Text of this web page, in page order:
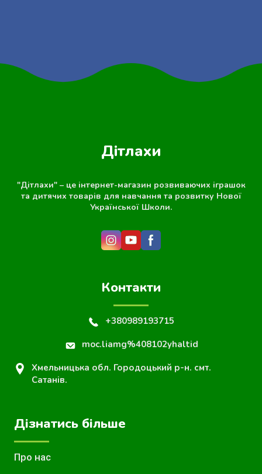
Дітлахи
"Дітлахи" – це інтернет-магазин розвиваючих іграшок
та дитячих товарів для навчання та розвитку Нової
Української Школи.
Контакти
+380989193715
moc.liamg%408102yhaltid
Хмельницька обл. Городоцький р-н. смт.
Сатанів.
Дізнатись більше
Про нас